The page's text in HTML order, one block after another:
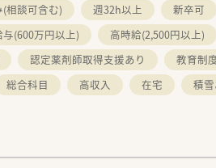
相談可含む) 週32h以上 新卒可
与(600万円以上) 高時給(2,500円以上)
認定薬剤師取得支援あり 教育制
総合科目 高収入 在宅 積雪